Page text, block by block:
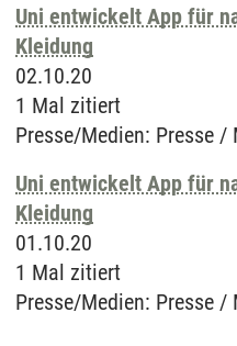
Uni entwickelt App für
Kleidung
02.10.20
1 Mal zitiert
Presse/Medien: Presse /
Uni entwickelt App für
Kleidung
01.10.20
1 Mal zitiert
Presse/Medien: Presse /